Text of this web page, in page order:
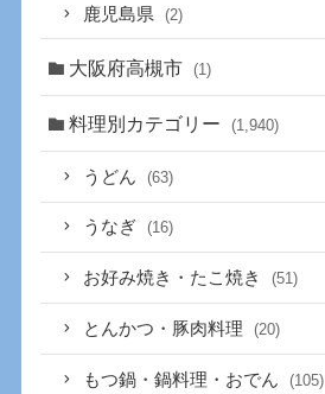
鹿児島県 (2)
大阪府高槻市 (1)
料理別カテゴリー (1,940)
うどん (63)
うなぎ (16)
お好み焼き・たこ焼き (51)
とんかつ・豚肉料理 (20)
もつ鍋・鍋料理・おでん (105)